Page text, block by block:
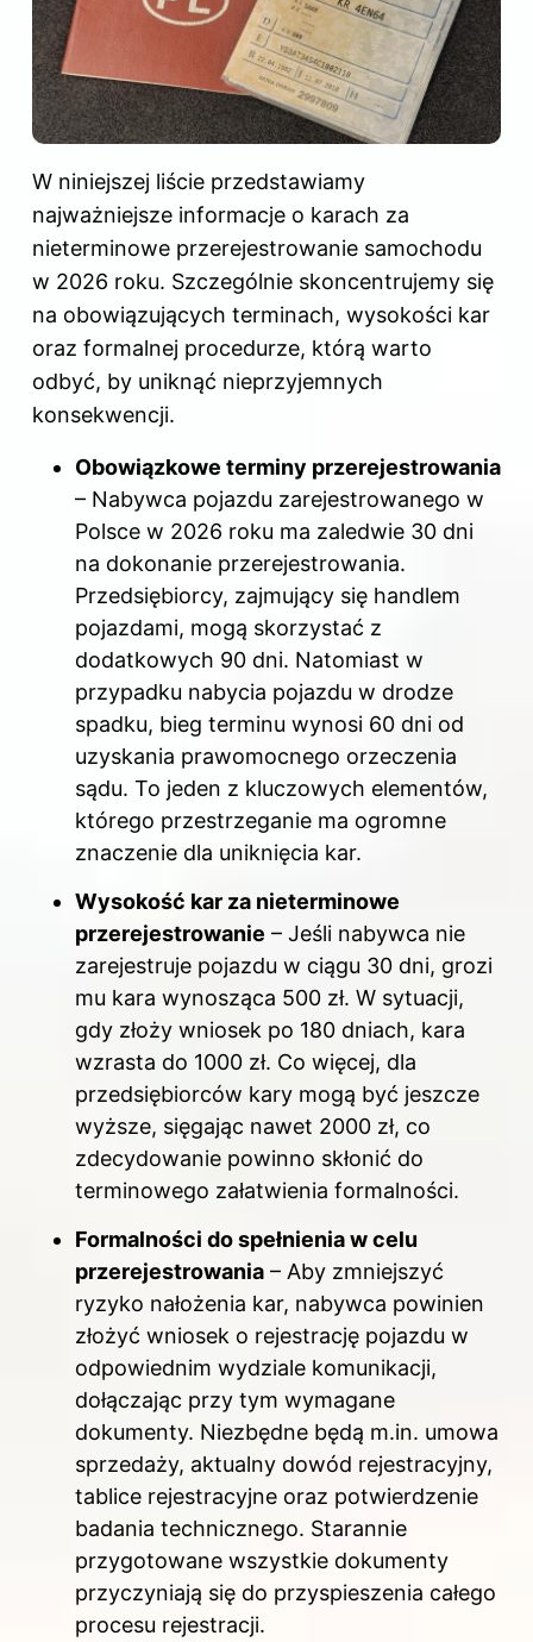
W niniejszej liście przedstawiamy
najważniejsze informacje o karach za
nieterminowe przerejestrowanie samochodu
w 2026 roku. Szczególnie skoncentrujemy się
na obowiązujących terminach, wysokości kar
oraz formalnej procedurze, którą warto
odbyć, by uniknąć nieprzyjemnych
konsekwencji.
Obowiązkowe terminy przerejestrowania
– Nabywca pojazdu zarejestrowanego w
Polsce w 2026 roku ma zaledwie 30 dni
na dokonanie przerejestrowania.
Przedsiębiorcy, zajmujący się handlem
pojazdami, mogą skorzystać z
dodatkowych 90 dni. Natomiast w
przypadku nabycia pojazdu w drodze
spadku, bieg terminu wynosi 60 dni od
uzyskania prawomocnego orzeczenia
sądu. To jeden z kluczowych elementów,
którego przestrzeganie ma ogromne
znaczenie dla uniknięcia kar.
Wysokość kar za nieterminowe
przerejestrowanie – Jeśli nabywca nie
zarejestruje pojazdu w ciągu 30 dni, grozi
mu kara wynosząca 500 zł. W sytuacji,
gdy złoży wniosek po 180 dniach, kara
wzrasta do 1000 zł. Co więcej, dla
przedsiębiorców kary mogą być jeszcze
wyższe, sięgając nawet 2000 zł, co
zdecydowanie powinno skłonić do
terminowego załatwienia formalności.
Formalności do spełnienia w celu
przerejestrowania – Aby zmniejszyć
ryzyko nałożenia kar, nabywca powinien
złożyć wniosek o rejestrację pojazdu w
odpowiednim wydziale komunikacji,
dołączając przy tym wymagane
dokumenty. Niezbędne będą m.in. umowa
sprzedaży, aktualny dowód rejestracyjny,
tablice rejestracyjne oraz potwierdzenie
badania technicznego. Starannie
przygotowane wszystkie dokumenty
przyczyniają się do przyspieszenia całego
procesu rejestracji.